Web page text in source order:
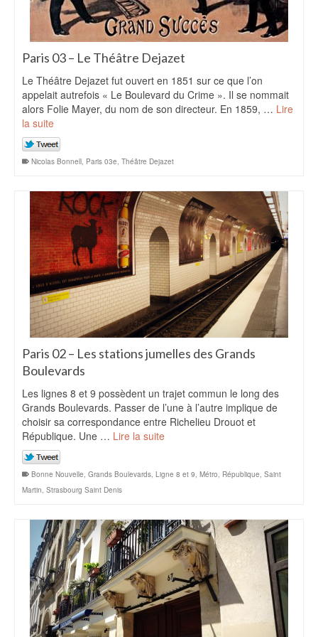
Paris 03 – Le Théâtre Dejazet
Le Théâtre Dejazet fut ouvert en 1851 sur ce que l’on
appelait autrefois « Le Boulevard du Crime ». Il se nommait
alors Folie Mayer, du nom de son directeur. En 1859, … Lire
la suite
Nicolas Bonnell, Paris 03e, Théâtre Dejazet
Paris 02 – Les stations jumelles des Grands
Boulevards
Les lignes 8 et 9 possèdent un trajet commun le long des
Grands Boulevards. Passer de l’une à l’autre implique de
choisir sa correspondance entre Richelieu Drouot et
République. Une … Lire la suite
Bonne Nouvelle, Grands Boulevards, Ligne 8 et 9, Métro, République, Saint
Martin, Strasbourg Saint Denis